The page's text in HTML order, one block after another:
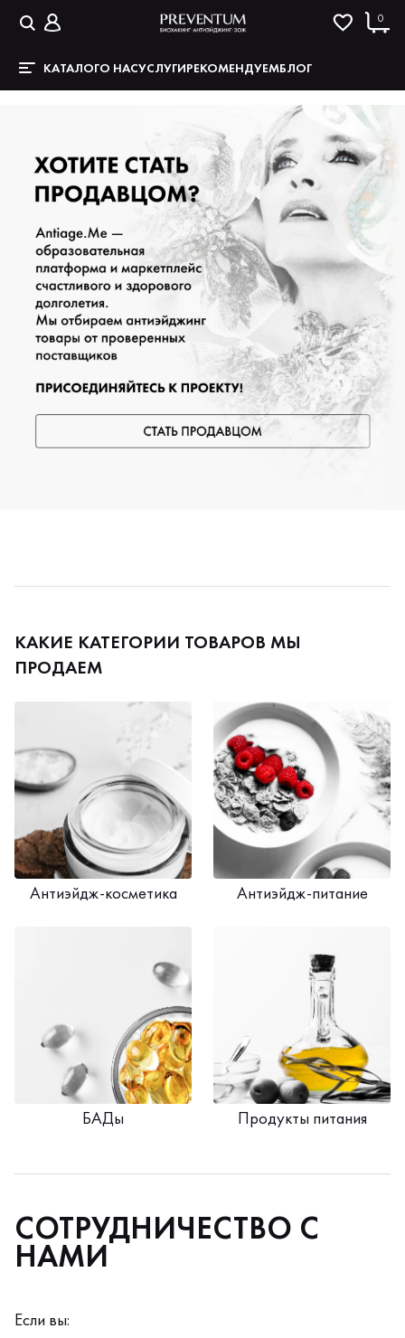
0
КАТАЛОГО НАСУСЛУГИРЕКОМЕНДУЕМБЛОГ
КАКИЕ КАТЕГОРИИ ТОВАРОВ МЫ
ПРОДАЕМ
Антиэйдж-косметика Антиэйдж-питание
БАДы Продукты питания
СОТРУДНИЧЕСТВО С
НАМИ
Если вы: